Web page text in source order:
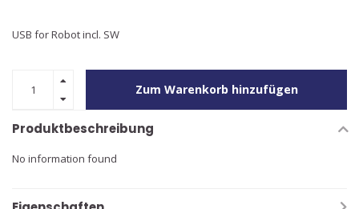
USB for Robot incl. SW
Zum Warenkorb hinzufügen
Produktbeschreibung
No information found